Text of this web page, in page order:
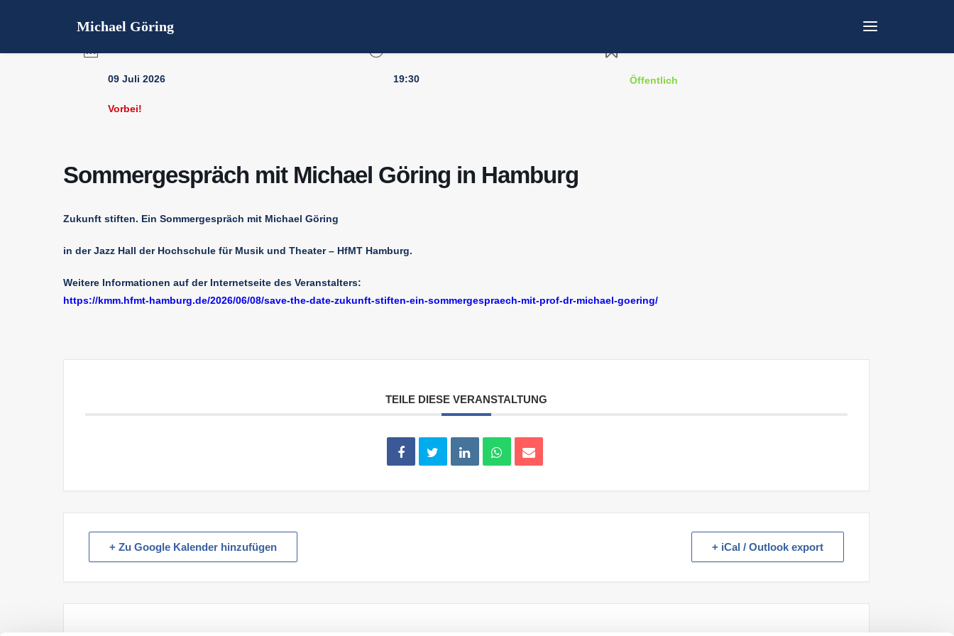
Michael Göring
09 Juli 2026
Vorbei!
19:30 Öffentlich
Sommergespräch mit Michael Göring in Hamburg
Zukunft stiften. Ein Sommergespräch mit Michael Göring
in der Jazz Hall der Hochschule für Musik und Theater – HfMT Hamburg.
Weitere Informationen auf der Internetseite des Veranstalters:
https://kmm.hfmt-hamburg.de/2026/06/08/save-the-date-zukunft-stiften-ein-sommergespraech-mit-prof-dr-michael-goering/
TEILE DIESE VERANSTALTUNG
+ Zu Google Kalender hinzufügen + iCal / Outlook export